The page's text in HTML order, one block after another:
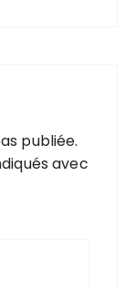
publiée.
avec